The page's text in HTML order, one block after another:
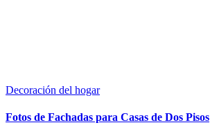
Decoración del hogar
Fotos de Fachadas para Casas de Dos Pisos